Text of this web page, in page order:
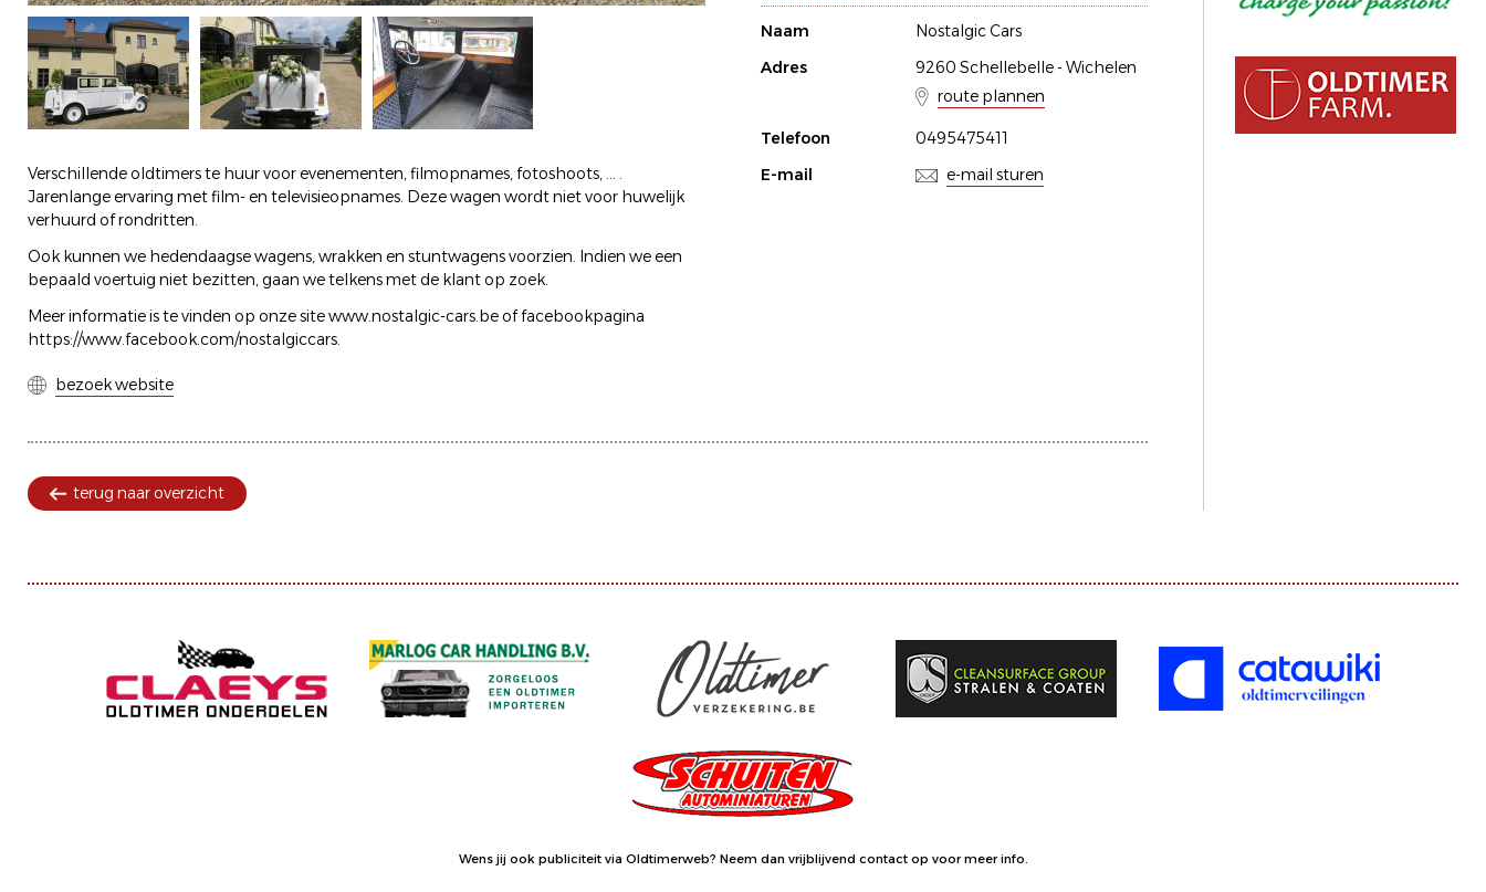
Verschillende oldtimers te huur voor evenementen, filmopnames, fotoshoots, ... .
Jarenlange ervaring met film- en televisieopnames. Deze wagen wordt niet voor huwelijk
verhuurd of rondritten.
Ook kunnen we hedendaagse wagens, wrakken en stuntwagens voorzien. Indien we een
bepaald voertuig niet bezitten, gaan we telkens met de klant op zoek.
Meer informatie is te vinden op onze site www.nostalgic-cars.be of facebookpagina
https://www.facebook.com/nostalgiccars.
bezoek website
Naam
Nostalgic Cars
Adres
9260 Schellebelle - Wichelen
route plannen
Telefoon
0495475411
E-mail
e-mail sturen
terug naar overzicht
Wens jij ook publiciteit via Oldtimerweb? Neem dan vrijblijvend contact op voor meer info.